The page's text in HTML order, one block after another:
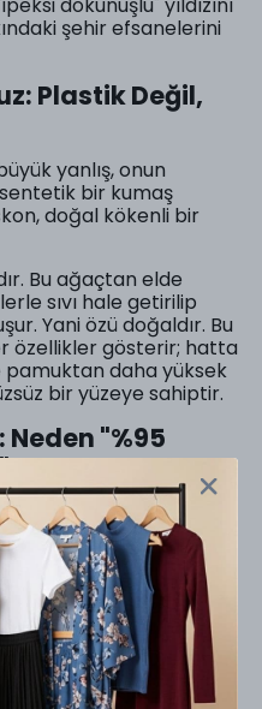
şehir efsanelerini
Plastik Değil,
yanlış, onun
bir kumaş
doğal kökenli bir
Bu ağaçtan elde
sıvı hale getirilip
Yani özü doğaldır. Bu
özellikler gösterir; hatta
daha yüksek
bir yüzeye sahiptir.
Neden "%95
bu sihirli formülü
Kumaşa o
yumuşaklığını
alma özelliğini verir.
Saf viskonun
Karışıma eklenen
(Lycra), kumaşın 4